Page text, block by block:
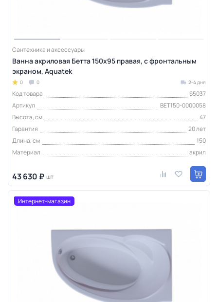
Сантехника и аксессуары
Ванна акриловая Бетта 150х95 правая, с фронтальным
экраном, Aquatek
0 0 2-4 дня
Код товара
65037
Артикул
BET150-0000058
Высота, см
47
Гарантия
20 лет
Длина, см
150
Материал
акрил
43 630 ₽ шт
Интернет-магазин